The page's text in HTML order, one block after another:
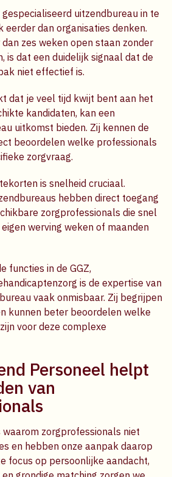
uitzendbureau in te
eerder dan organisaties denken.
zes weken open staan zonder
is dat een duidelijk signaal dat de
niet effectief is.
dat je veel tijd kwijt bent aan het
kandidaten, kan een
uitkomst bieden. Zij kennen de
beoordelen welke professionals
zorgvraag.
is snelheid cruciaal.
hebben direct toegang
zorgprofessionals die snel
werving weken of maanden
functies in de GGZ,
is de expertise van
vaak onmisbaar. Zij begrijpen
kunnen beter beoordelen welke
voor deze complexe
Personeel helpt
van
zorgprofessionals niet
en hebben onze aanpak daarop
focus op persoonlijke aandacht,